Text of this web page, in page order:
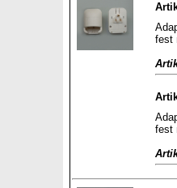
fest
fest